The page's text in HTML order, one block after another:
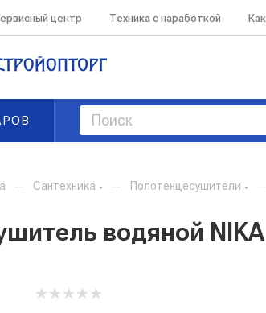
центр Техника с наработкой
— Сантехника — Полотенцесушители —
водяной